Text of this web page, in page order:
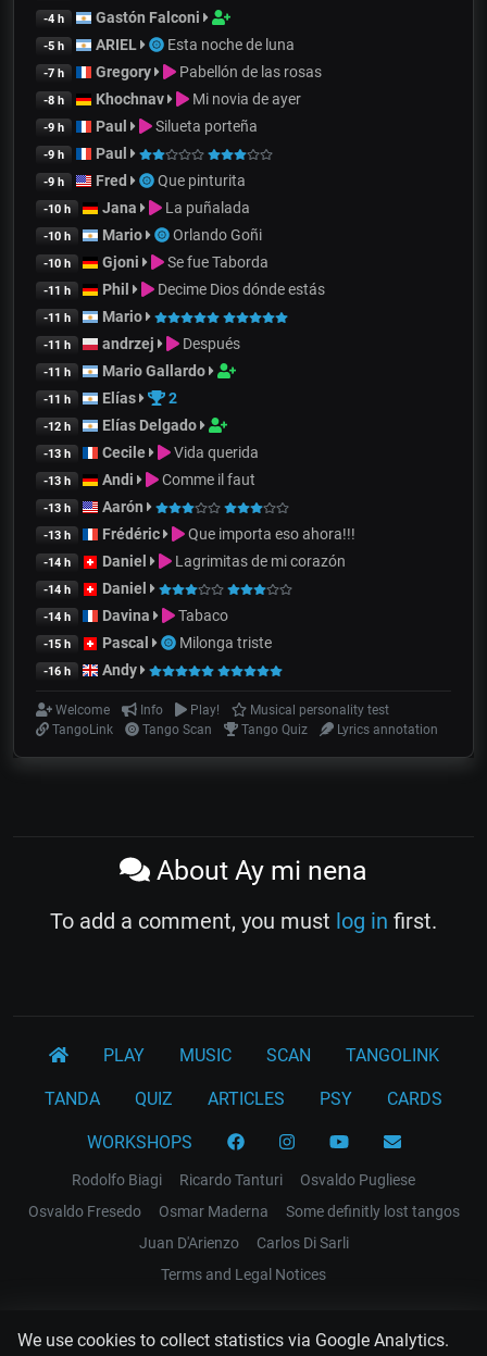
We use cookies to collect statistics via Google Analytics.
-4 h Gastón Falconi
-5 h ARIEL Esta noche de luna
-7 h Gregory Pabellón de las rosas
-8 h Khochnav Mi novia de ayer
-9 h Paul Silueta porteña
-9 h Paul
-9 h Fred Que pinturita
-10 h Jana La puñalada
-10 h Mario Orlando Goñi
-10 h Gjoni Se fue Taborda
-11 h Phil Decime Dios dónde estás
-11 h Mario
-11 h andrzej Después
-11 h Mario Gallardo
-11 h Elías 2
-12 h Elías Delgado
-13 h Cecile Vida querida
-13 h Andi Comme il faut
-13 h Aarón
-13 h Frédéric Que importa eso ahora!!!
-14 h Daniel Lagrimitas de mi corazón
-14 h Daniel
-14 h Davina Tabaco
-15 h Pascal Milonga triste
-16 h Andy
Welcome Info Play!
Musical personality test
TangoLink
Tango Scan Tango Quiz Lyrics annotation
About Ay mi nena
To add a comment, you must log in first.
PLAY MUSIC SCAN TANGOLINK
TANDA QUIZ ARTICLES PSY CARDS
WORKSHOPS
Rodolfo Biagi Ricardo Tanturi
Osvaldo Pugliese
Osvaldo Fresedo
Osmar Maderna
Some definitly lost tangos
Juan D'Arienzo
Carlos Di Sarli
Terms and Legal Notices
EL RECODO TANGO